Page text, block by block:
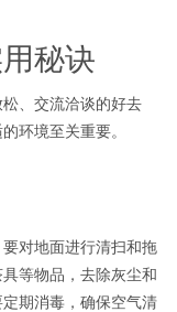
秘诀
、交流洽谈的好去
环境至关重要。
对地面进行清扫和拖
等物品，去除灰尘和
期消毒，确保空气清